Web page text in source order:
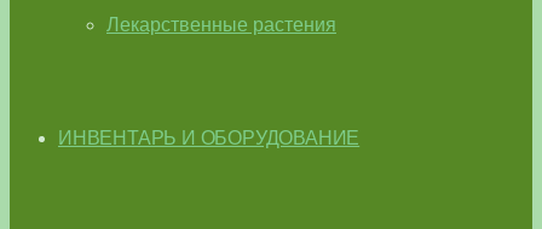
Лекарственные растения
ИНВЕНТАРЬ И ОБОРУДОВАНИЕ